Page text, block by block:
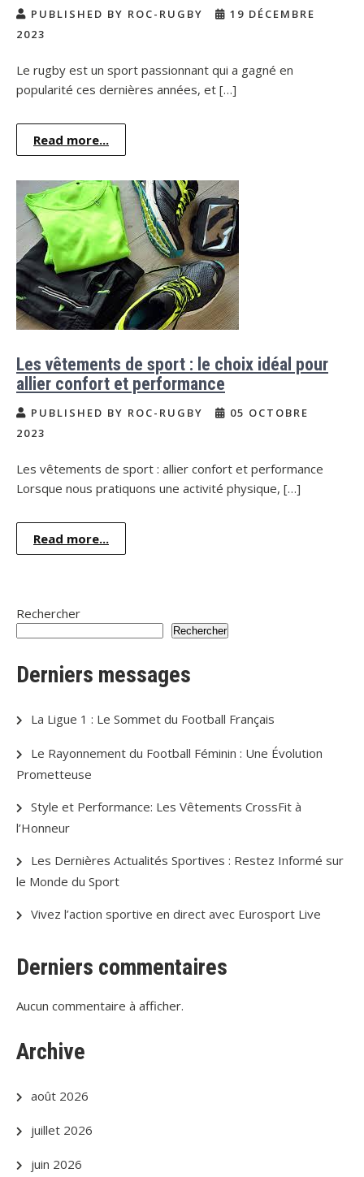
PUBLISHED BY ROC-RUGBY
19 DÉCEMBRE
2023
Le rugby est un sport passionnant qui a gagné en
popularité ces dernières années, et […]
Read more...
Les vêtements de sport : le choix idéal pour
allier confort et performance
PUBLISHED BY ROC-RUGBY
05 OCTOBRE
2023
Les vêtements de sport : allier confort et performance
Lorsque nous pratiquons une activité physique, […]
Read more...
Rechercher
Rechercher
Derniers messages
La Ligue 1 : Le Sommet du Football Français
Le Rayonnement du Football Féminin : Une Évolution
Prometteuse
Style et Performance: Les Vêtements CrossFit à
l’Honneur
Les Dernières Actualités Sportives : Restez Informé sur
le Monde du Sport
Vivez l’action sportive en direct avec Eurosport Live
Derniers commentaires
Aucun commentaire à afficher.
Archive
août 2026
juillet 2026
juin 2026